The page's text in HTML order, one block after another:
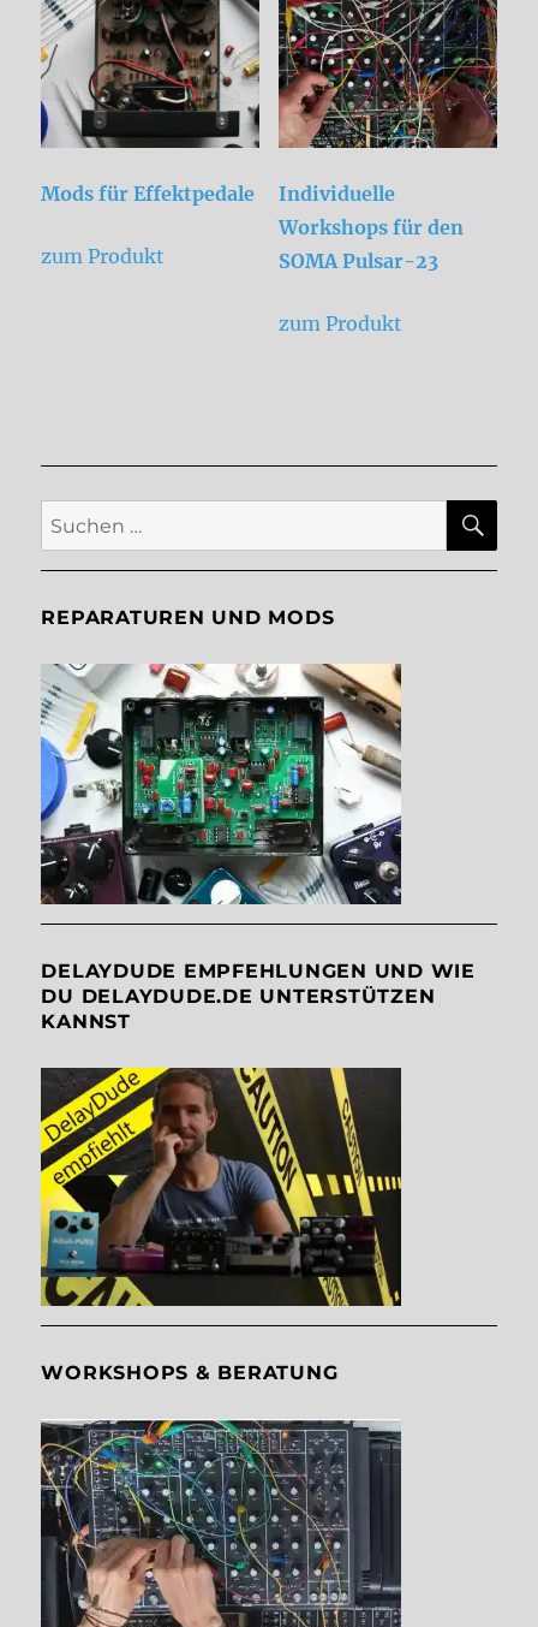
Die
Optionen
können
auf
gewählt
werden
Mods für Effektpedale
zum Produkt
Individuelle
Workshops für den
SOMA Pulsar-23
zum Produkt
Suche
nach:
REPARATUREN UND MODS
DELAYDUDE EMPFEHLUNGEN UND WIE
DU DELAYDUDE.DE UNTERSTÜTZEN
KANNST
WORKSHOPS & BERATUNG